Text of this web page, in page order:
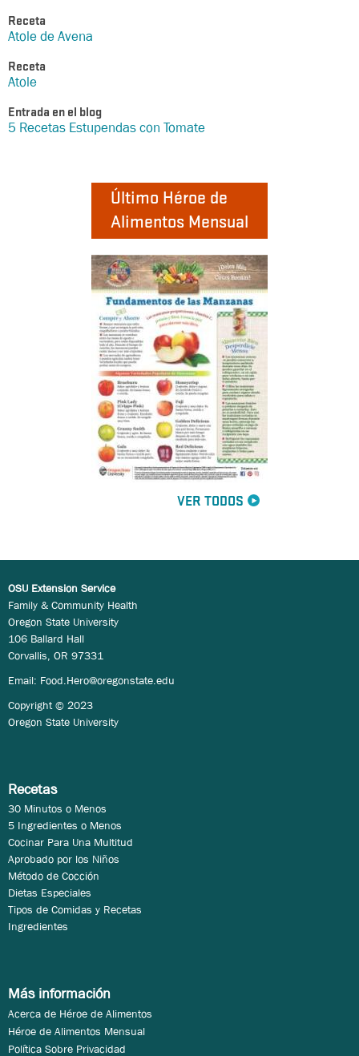
Receta
Atole de Avena
Receta
Atole
Entrada en el blog
5 Recetas Estupendas con Tomate
Último Héroe de
Alimentos Mensual
VER TODOS
OSU Extension Service
Family & Community Health
Oregon State University
106 Ballard Hall
Corvallis, OR 97331
Email: Food.Hero@oregonstate.edu
Copyright © 2023
Oregon State University
Recetas
30 Minutos o Menos
5 Ingredientes o Menos
Cocinar Para Una Multitud
Aprobado por los Niños
Método de Cocción
Dietas Especiales
Tipos de Comidas y Recetas
Ingredientes
Más información
Acerca de Héroe de Alimentos
Héroe de Alimentos Mensual
Política Sobre Privacidad